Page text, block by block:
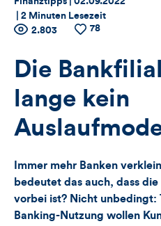
2 Minuten Lesezeit
Zähler
für
Views,
Likes
und
Kommentare
dieses
Anzahl
Views
2.803
Anzahl
78
Die
lange kein
Immer mehr Banken
bedeutet das auch, dass
vorbei ist? Nicht unbedingt:
Banking-Nutzung wollen